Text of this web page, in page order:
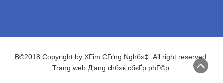
В©2018 Copyright by XГіm CГґng Nghб»‡. All right reserved.
Trang web Д‘ang chб»ќ cбєҐp phГ©p.